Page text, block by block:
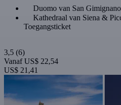
Duomo van San
Kathedraal van Siena &
Toegangsticket
3,5 (6)
Vanaf US$ 22,54
US$ 21,41